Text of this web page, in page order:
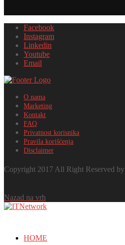
Facebook
Instagram
Linkedin
Youtube
Email
O nama
Marketing
Kontakt
FAQ
Privatnost korisnika
Pravila korišćenja
Disclaimer
Copyright 2017 All Right Reserved by
Nazad na vrh
HOME